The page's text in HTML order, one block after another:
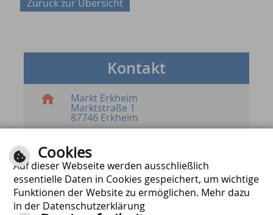
Zurück zur Übersicht
Kontakt
Markt Erkheim
Marktstraße 1
87746 Erkheim
Mail schreiben für Anzeigen im
Mitteilungsblatt
08336 / 805357 - 0
08336 / 805357 - 50
Cookies
Auf dieser Webseite werden ausschließlich
essentielle Daten in Cookies gespeichert, um wichtige
Funktionen der Website zu ermöglichen. Mehr dazu
in der Datenschutzerklärung